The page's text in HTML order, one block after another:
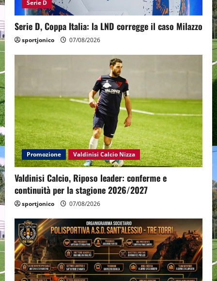
Serie D
Serie D, Coppa Italia: la LND corregge il caso Milazzo
sportjonico 07/08/2026
Promozione Valdinisi Calcio Nizza
Valdinisi Calcio, Riposo leader: conferme e
continuità per la stagione 2026/2027
sportjonico 07/08/2026